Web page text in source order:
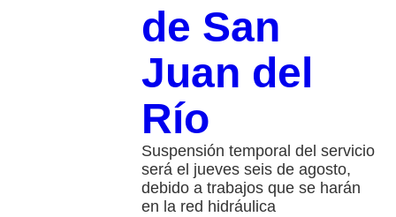
de San
Juan del
Río
Suspensión temporal del servicio
será el jueves seis de agosto,
debido a trabajos que se harán
en la red hidráulica